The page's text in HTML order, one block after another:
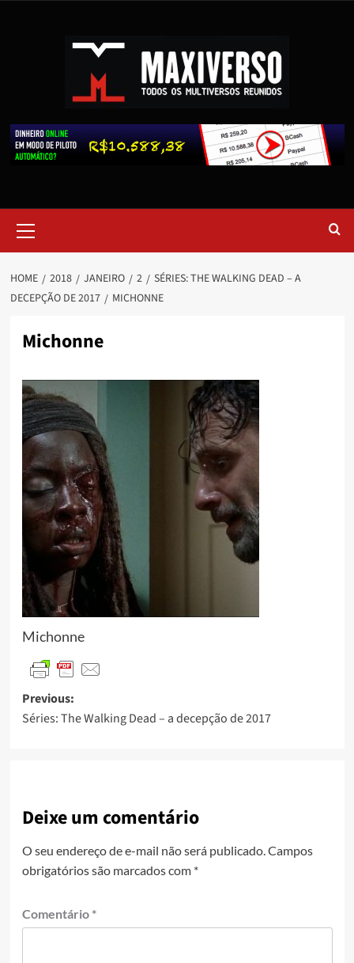
HOME 2018 JANEIRO 2
SÉRIES: THE WALKING DEAD – A
DECEPÇÃO DE 2017
MICHONNE
Michonne
Michonne
Previous:
Séries: The Walking Dead – a decepção de 2017
Deixe um comentário
O seu endereço de e-mail não será publicado. Campos
obrigatórios são marcados com *
Comentário *